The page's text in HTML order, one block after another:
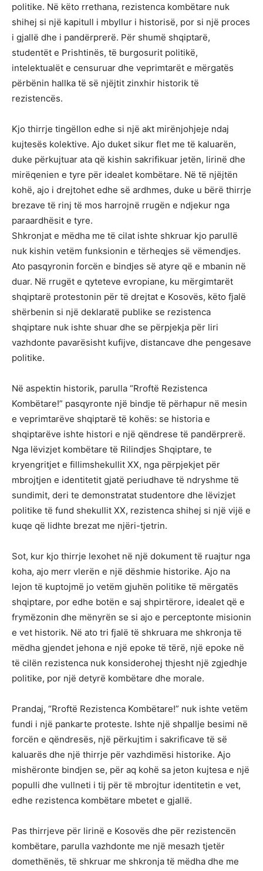
politike. Në këto rrethana, rezistenca kombëtare nuk
shihej si një kapitull i mbyllur i historisë, por si një proces
i gjallë dhe i pandërprerë. Për shumë shqiptarë,
studentët e Prishtinës, të burgosurit politikë,
intelektualët e censuruar dhe veprimtarët e mërgatës
përbënin hallka të së njëjtit zinxhir historik të
rezistencës.
Kjo thirrje tingëllon edhe si një akt mirënjohjeje ndaj
kujtesës kolektive. Ajo duket sikur flet me të kaluarën,
duke përkujtuar ata që kishin sakrifikuar jetën, lirinë dhe
mirëqenien e tyre për idealet kombëtare. Në të njëjtën
kohë, ajo i drejtohet edhe së ardhmes, duke u bërë thirrje
brezave të rinj të mos harrojnë rrugën e ndjekur nga
paraardhësit e tyre.
Shkronjat e mëdha me të cilat ishte shkruar kjo parullë
nuk kishin vetëm funksionin e tërheqjes së vëmendjes.
Ato pasqyronin forcën e bindjes së atyre që e mbanin në
duar. Në rrugët e qyteteve evropiane, ku mërgimtarët
shqiptarë protestonin për të drejtat e Kosovës, këto fjalë
shërbenin si një deklaratë publike se rezistenca
shqiptare nuk ishte shuar dhe se përpjekja për liri
vazhdonte pavarësisht kufijve, distancave dhe pengesave
politike.
Në aspektin historik, parulla “Rroftë Rezistenca
Kombëtare!” pasqyronte një bindje të përhapur në mesin
e veprimtarëve shqiptarë të kohës: se historia e
shqiptarëve ishte histori e një qëndrese të pandërprerë.
Nga lëvizjet kombëtare të Rilindjes Shqiptare, te
kryengritjet e fillimshekullit XX, nga përpjekjet për
mbrojtjen e identitetit gjatë periudhave të ndryshme të
sundimit, deri te demonstratat studentore dhe lëvizjet
politike të fund shekullit XX, rezistenca shihej si një vijë e
kuqe që lidhte brezat me njëri-tjetrin.
Sot, kur kjo thirrje lexohet në një dokument të ruajtur nga
koha, ajo merr vlerën e një dëshmie historike. Ajo na
lejon të kuptojmë jo vetëm gjuhën politike të mërgatës
shqiptare, por edhe botën e saj shpirtërore, idealet që e
frymëzonin dhe mënyrën se si ajo e perceptonte misionin
e vet historik. Në ato tri fjalë të shkruara me shkronja të
mëdha gjendet jehona e një epoke të tërë, një epoke në
të cilën rezistenca nuk konsiderohej thjesht një zgjedhje
politike, por një detyrë kombëtare dhe morale.
Prandaj, “Rroftë Rezistenca Kombëtare!” nuk ishte vetëm
fundi i një pankarte proteste. Ishte një shpallje besimi në
forcën e qëndresës, një përkujtim i sakrificave të së
kaluarës dhe një thirrje për vazhdimësi historike. Ajo
mishëronte bindjen se, për aq kohë sa jeton kujtesa e një
populli dhe vullneti i tij për të mbrojtur identitetin e vet,
edhe rezistenca kombëtare mbetet e gjallë.
Pas thirrjeve për lirinë e Kosovës dhe për rezistencën
kombëtare, parulla vazhdonte me një mesazh tjetër
domethënës, të shkruar me shkronja të mëdha dhe me